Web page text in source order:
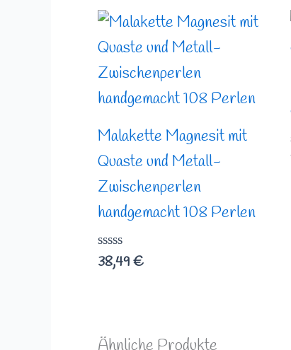
Malakette Magnesit mit
Quaste und Metall-
Zwischenperlen
handgemacht 108 Perlen
Bewertet
mit
38,49€
Ähnliche Produkte